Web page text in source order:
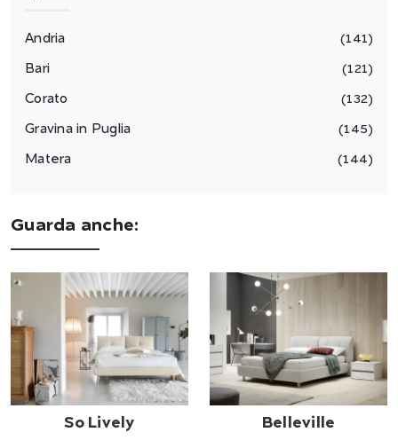
Andria 141
Bari 121
Corato 132
Gravina in Puglia 145
Matera 144
Guarda anche:
So Lively Belleville